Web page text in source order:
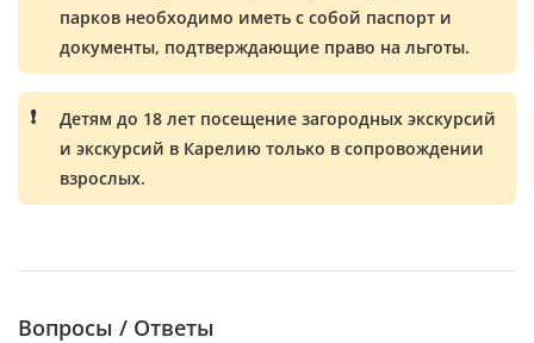
парков необходимо иметь с собой паспорт и
документы, подтверждающие право на льготы.
Детям до 18 лет посещение загородных экскурсий
и экскурсий в Карелию только в сопровождении
взрослых.
Вопросы / Ответы